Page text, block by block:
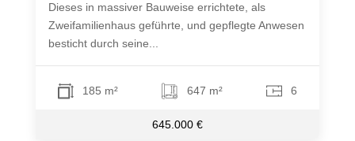
Dieses in massiver Bauweise errichtete, als
Zweifamilienhaus geführte, und gepflegte Anwesen
besticht durch seine...
185 m² 647 m² 6
645.000 €